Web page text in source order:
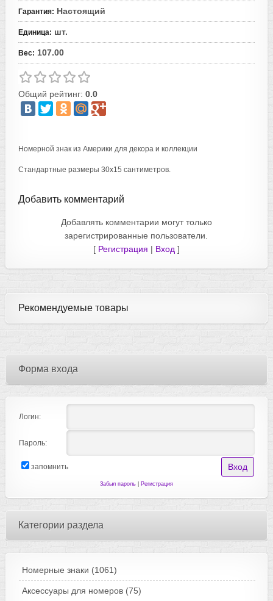
Гарантия: Настоящий
Единица: шт.
Вес: 107.00
Общий рейтинг: 0.0
Номерной знак из Америки для декора и коллекции
Стандартные размеры 30х15 сантиметров.
Добавить комментарий
Добавлять комментарии могут только
зарегистрированные пользователи.
[ Регистрация | Вход ]
Рекомендуемые товары
Форма входа
Логин:
Пароль:
запомнить
Забыл пароль| Регистрация
Категории раздела
Номерные знаки (1061)
Аксессуары для номеров (75)